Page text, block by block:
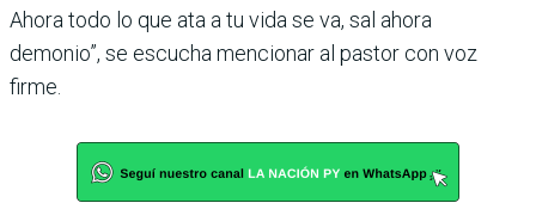
Ahora todo lo que ata a tu vida se va, sal ahora
demonio”, se escucha mencionar al pastor con voz
firme.